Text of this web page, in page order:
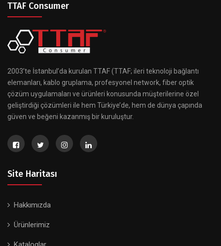
TTAF Consumer
2003’te İstanbul’da kurulan TTAF (TTAF; ileri teknoloji bağlantı
elemanları, kablo gruplama, profesyonel network, fiber optik
çözüm uygulamaları ve ürünleri konusunda müşterilerine özel
geliştirdiği çözümleri ile hem Türkiye’de, hem de dünya çapında
güven ve beğeni kazanmış bir kuruluştur.
Site Haritası
Hakkımızda
Ürünlerimiz